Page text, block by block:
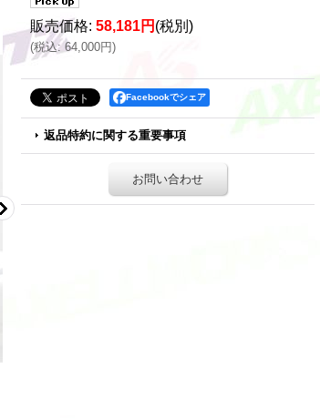
販売価格: 58,181円 (税別)
(税込: 64,000円)
Facebookでシェア
返品特約に関する重要事項
お問い合わせ